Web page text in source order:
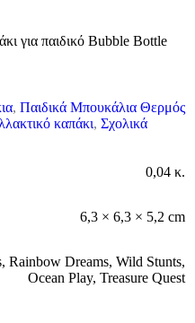
για παιδικό Bubble Bottle
, Παιδικά Μπουκάλια Θερμός
καπάκι, Σχολικά
0,04 κ.
6,3 × 6,3 × 5,2 cm
, Rainbow Dreams, Wild Stunts,
Ocean Play, Treasure Quest